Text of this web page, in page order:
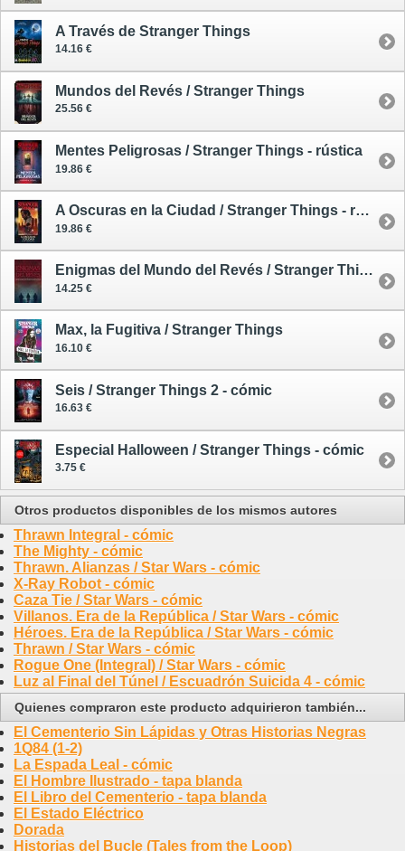
A Través de Stranger Things
14.16 €
Mundos del Revés / Stranger Things
25.56 €
Mentes Peligrosas / Stranger Things - rústica
19.86 €
A Oscuras en la Ciudad / Stranger Things - rústica
19.86 €
Enigmas del Mundo del Revés / Stranger Things
14.25 €
Max, la Fugitiva / Stranger Things
16.10 €
Seis / Stranger Things 2 - cómic
16.63 €
Especial Halloween / Stranger Things - cómic
3.75 €
Otros productos disponibles de los mismos autores
Thrawn Integral - cómic
The Mighty - cómic
Thrawn. Alianzas / Star Wars - cómic
X-Ray Robot - cómic
Caza Tie / Star Wars - cómic
Villanos. Era de la República / Star Wars - cómic
Héroes. Era de la República / Star Wars - cómic
Thrawn / Star Wars - cómic
Rogue One (Integral) / Star Wars - cómic
Luz al Final del Túnel / Escuadrón Suicida 4 - cómic
Quienes compraron este producto adquirieron también...
El Cementerio Sin Lápidas y Otras Historias Negras
1Q84 (1-2)
La Espada Leal - cómic
El Hombre Ilustrado - tapa blanda
El Libro del Cementerio - tapa blanda
El Estado Eléctrico
Dorada
Historias del Bucle (Tales from the Loop)